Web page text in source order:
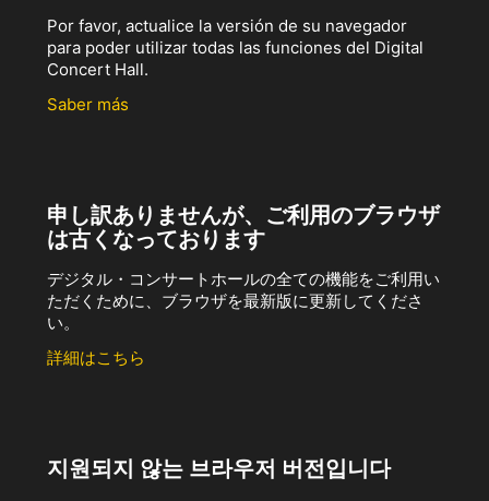
Por favor, actualice la versión de su navegador
para poder utilizar todas las funciones del Digital
Concert Hall.
Saber más
申し訳ありませんが、ご利用のブラウザ
は古くなっております
デジタル・コンサートホールの全ての機能をご利用い
ただくために、ブラウザを最新版に更新してくださ
い。
詳細はこちら
지원되지 않는 브라우저 버전입니다